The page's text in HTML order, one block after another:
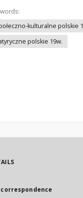
kulturalne polskie
polskie 19w.